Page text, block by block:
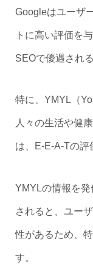
Googleはユーザ
トに高い評価を
SEOで優遇され
特に、YMYL（
人々の生活や健
は、E-E-A-Tの評
YMYLの情報を
されると、ユー
性があるため、
す。